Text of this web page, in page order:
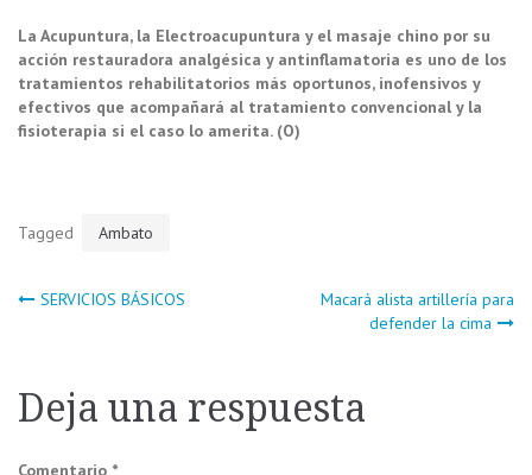
La Acupuntura, la Electroacupuntura y el masaje chino por su
acción restauradora analgésica y antinflamatoria es uno de los
tratamientos rehabilitatorios más oportunos, inofensivos y
efectivos que acompañará al tratamiento convencional y la
fisioterapia si el caso lo amerita. (O)
Tagged Ambato
Navegación
entradas
SERVICIOS BÁSICOS
Macará alista artillería para
defender la cima
Deja una respuesta
Comentario *